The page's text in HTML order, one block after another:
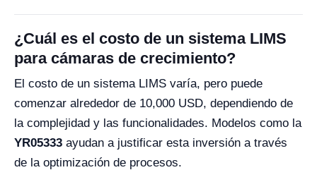
¿Cuál es el costo de un sistema LIMS
para cámaras de crecimiento?
El costo de un sistema LIMS varía, pero puede
comenzar alrededor de 10,000 USD, dependiendo de
la complejidad y las funcionalidades. Modelos como la
YR05333 ayudan a justificar esta inversión a través
de la optimización de procesos.